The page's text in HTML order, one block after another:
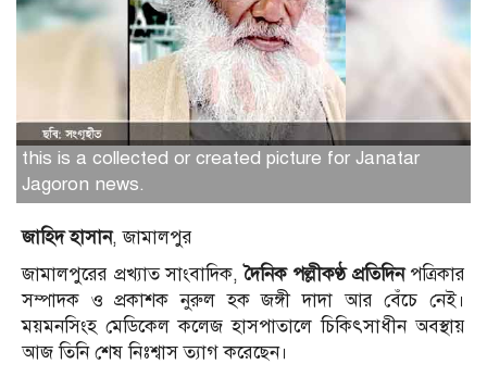
this is a collected or created picture for Janatar
Jagoron news.
জাহিদ হাসান, জামালপুর
জামালপুরের প্রখ্যাত সাংবাদিক,দৈনিক পল্লীকণ্ঠ প্রতিদিনপত্রিকার
সম্পাদক ও প্রকাশক নুরুল হক জঙ্গী দাদা আর বেঁচে নেই।
ময়মনসিংহ মেডিকেল কলেজ হাসপাতালে চিকিৎসাধীন অবস্থায়
আজ তিনি শেষ নিঃশ্বাস ত্যাগ করেছেন।